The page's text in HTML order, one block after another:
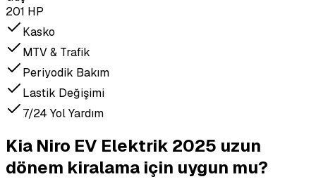
201 HP
Kasko
MTV & Trafik
Periyodik Bakım
Lastik Değişimi
7/24 Yol Yardım
Kia Niro EV Elektrik 2025 uzun
dönem kiralama için uygun mu?